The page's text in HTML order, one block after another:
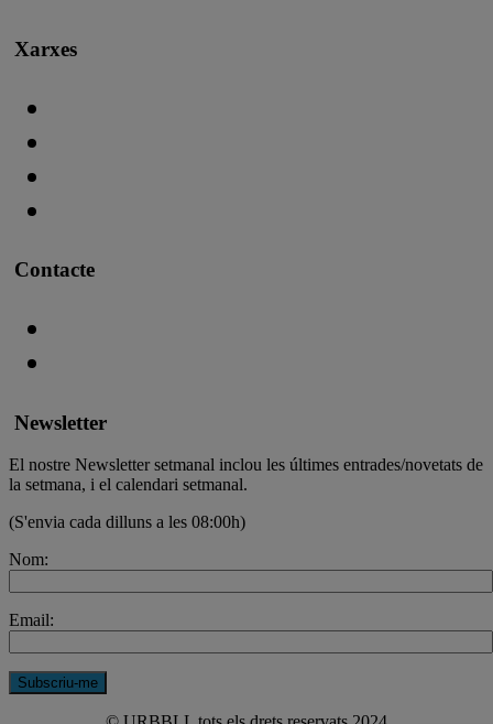
Xarxes
Contacte
Newsletter
El nostre Newsletter setmanal inclou les últimes entrades/novetats de
la setmana, i el calendari setmanal.
(S'envia cada dilluns a les 08:00h)
Nom:
Email: